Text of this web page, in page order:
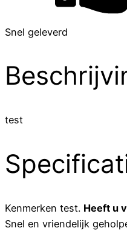
Snel geleverd
test
Kenmerken test. Heeft u
Snel en vriendelijk